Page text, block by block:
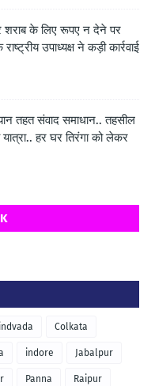
के लिए रूपए न देने पर
उपाध्यक्ष ने कड़ी कार्रवाई
तहत संवाद समाधान.. तहसील
हर घर तिरंगा को लेकर
Colkata
indore Jabalpur
Panna Raipur